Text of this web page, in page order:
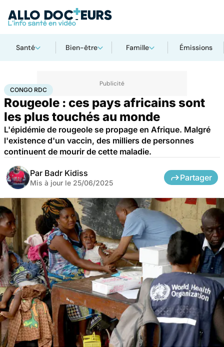
Santé Bien-être Famille Émissions
AccueilSantéMaladies Maladies infectieuses
CONGO RDC
Rougeole : ces pays africains sont
les plus touchés au monde
L'épidémie de rougeole se propage en Afrique. Malgré
l'existence d'un vaccin, des milliers de personnes
continuent de mourir de cette maladie.
Par Badr Kidiss
Mis à jour le 25/06/2025
Partager